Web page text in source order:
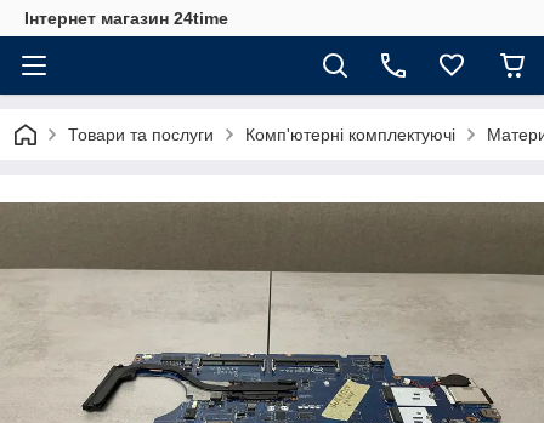
Інтернет магазин 24time
Товари та послуги Комп'ютерні комплектуючі